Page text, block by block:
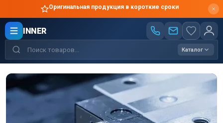
Оригинальная продукция в короткие сроки
INNER
Каталог